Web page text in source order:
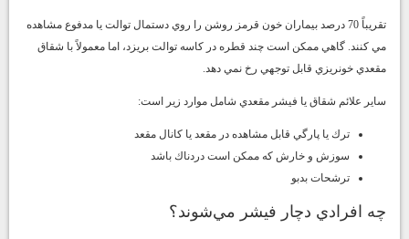
تقريباً 70 درصد بيماران خون قرمز روشن را روي دستمال توالت يا مدفوع مشاهده
مي كنند. گاهي ممكن است چند قطره در كاسه توالت بريزد، اما معمولاً با شقاق
مقعدي خونريزي قابل توجهي رخ نمي دهد.
ساير علائم شقاق يا فيشر مقعدي شامل موارد زير است:
ترك يا پارگي قابل مشاهده در مقعد يا كانال مقعد
سوزش و خارش كه ممكن است دردناك باشد
ترشحات بدبو
چه افرادي دچار فيشر مي‌شوند؟